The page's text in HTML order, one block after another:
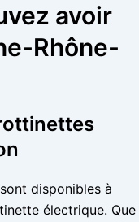
avoir
Rhône-
disponibles à
électrique. Que